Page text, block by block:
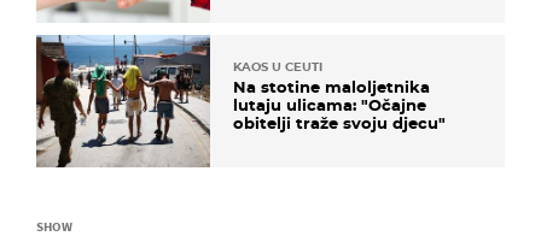
KAOS U CEUTI
Na stotine maloljetnika
lutaju ulicama: "Očajne
obitelji traže svoju djecu"
SHOW